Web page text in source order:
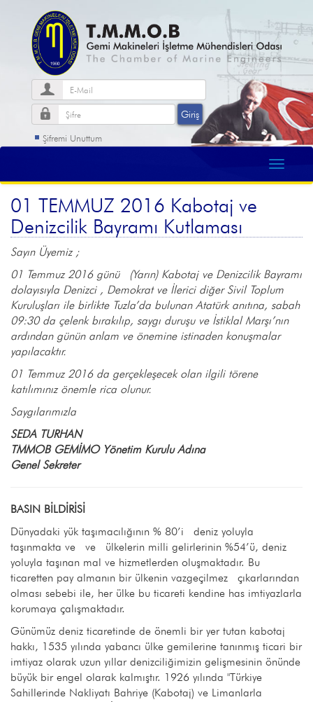
Şifremi Unuttum
01 TEMMUZ 2016 Kabotaj ve
Denizcilik Bayramı Kutlaması
Sayın Üyemiz ;
01 Temmuz 2016 günü (Yarın) Kabotaj ve Denizcilik Bayramı
dolayısıyla Denizci , Demokrat ve İlerici diğer Sivil Toplum
Kuruluşları ile birlikte Tuzla’da bulunan Atatürk anıtına, sabah
09:30 da çelenk bırakılıp, saygı duruşu ve İstiklal Marşı’nın
ardından günün anlam ve önemine istinaden konuşmalar
yapılacaktır.
01 Temmuz 2016 da gerçekleşecek olan ilgili törene
katılımınız önemle rica olunur.
Saygılarımızla
SEDA TURHAN
TMMOB GEMİMO Yönetim Kurulu Adına
Genel Sekreter
BASIN BİLDİRİSİ
Dünyadaki yük taşımacılığının % 80’i deniz yoluyla
taşınmakta ve ve ülkelerin milli gelirlerinin %54’ü, deniz
yoluyla taşınan mal ve hizmetlerden oluşmaktadır. Bu
ticaretten pay almanın bir ülkenin vazgeçilmez çıkarlarından
olması sebebi ile, her ülke bu ticareti kendine has imtiyazlarla
korumaya çalışmaktadır.
Günümüz deniz ticaretinde de önemli bir yer tutan kabotaj
hakkı, 1535 yılında yabancı ülke gemilerine tanınmış ticari bir
imtiyaz olarak uzun yıllar denizciliğimizin gelişmesinin önünde
büyük bir engel olarak kalmıştır. 1926 yılında "Türkiye
Sahillerinde Nakliyatı Bahriye (Kabotaj) ve Limanlarla